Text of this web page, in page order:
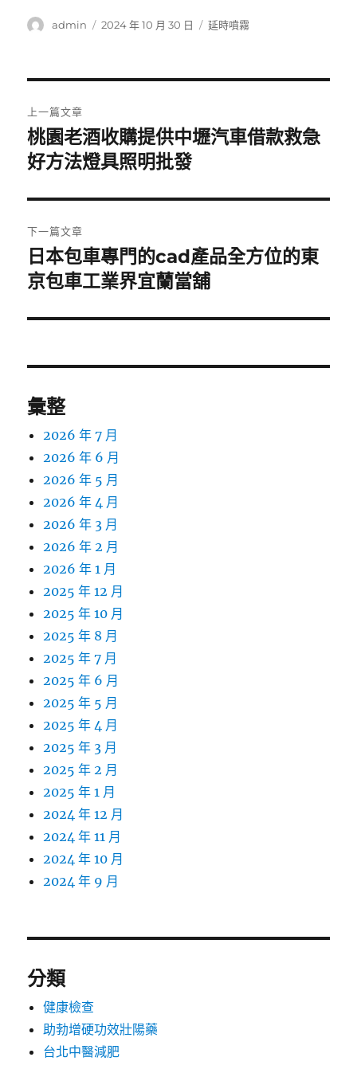
作
admin
發
2024 年 10 月 30 日
分
延時噴霧
章
導
覽
上一篇文章
上
一
文
章:
桃園老酒收購提供中壢汽車借款救急
好方法燈具照明批發
下一篇文章
下
一
文
日本包車專門的cad產品全方位的東
京包車工業界宜蘭當舖
彙整
2026 年 7 月
2026 年 6 月
2026 年 5 月
2026 年 4 月
2026 年 3 月
2026 年 2 月
2026 年 1 月
2025 年 12 月
2025 年 10 月
2025 年 8 月
2025 年 7 月
2025 年 6 月
2025 年 5 月
2025 年 4 月
2025 年 3 月
2025 年 2 月
2025 年 1 月
2024 年 12 月
2024 年 11 月
2024 年 10 月
2024 年 9 月
分類
健康檢查
助勃增硬功效壯陽藥
台北中醫減肥